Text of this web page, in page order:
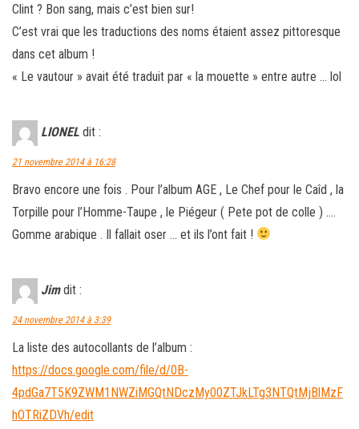
Clint ? Bon sang, mais c’est bien sur!
C’est vrai que les traductions des noms étaient assez pittoresque
dans cet album !
« Le vautour » avait été traduit par « la mouette » entre autre … lol
LIONEL dit :
21 novembre 2014 à 16:28
Bravo encore une fois . Pour l’album AGE , Le Chef pour le Caîd , la
Torpille pour l’Homme-Taupe , le Piégeur ( Pete pot de colle ) ….
Gomme arabique . Il fallait oser … et ils l’ont fait !
Jim dit :
24 novembre 2014 à 3:39
La liste des autocollants de l’album :
https://docs.google.com/file/d/0B-
4pdGa7T5K9ZWM1NWZiMGQtNDczMy00ZTJkLTg3NTQtMjBlMzF
hOTRiZDVh/edit